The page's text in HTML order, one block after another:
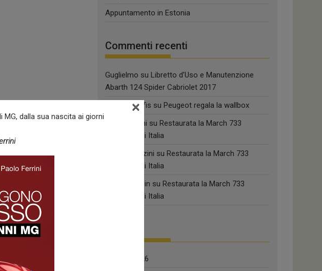
Appuntamento in Estonia
Commenti recenti
Guglielmo su Libretto d’Uso e Manutenzione
Abarth 124 Spider Cabriolet 2017
riccardo biffis su Peugeot regala la wallbox
Paolo Ferrini su Restaurata la March 733
campione di Italia
silvio pederzini su Restaurata la March 733
campione di Italia
Raimund Fein su Restaurata la March 733
campione di Italia
Agosto 2026
dalla sua nascita ai giorni
×